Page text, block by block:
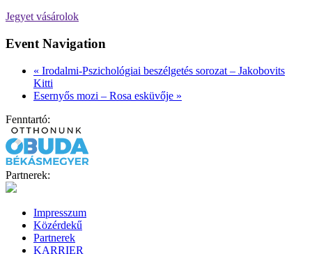
Jegyet vásárolok
Event Navigation
« Irodalmi-Pszichológiai beszélgetés sorozat – Jakobovits
Kitti
Esernyős mozi – Rosa esküvője »
Fenntartó:
Partnerek:
Impresszum
Közérdekű
Partnerek
KARRIER